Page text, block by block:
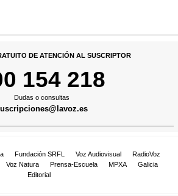
DE ATENCIÓN AL SUSCRIPTOR
154 218
Dudas o consultas
Fundación SRFL Voz Audiovisual
RadioVoz
Voz Natura Prensa-Escuela MPXA
Galicia
Editorial